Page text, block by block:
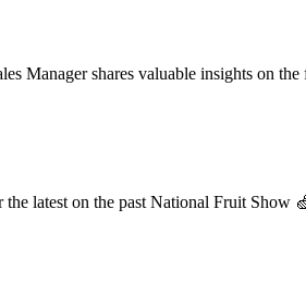
Manager shares valuable insights on
latest on the past National Fruit Show